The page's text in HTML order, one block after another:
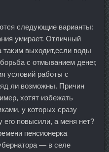
следующие варианты:
умирает. Отличный
таким выходит,если воды
с отмыванием денег,
условий работы с
ли возможны. Причин
хотят избежать
у которых сразу
его повысили, а меня нет?
пенсионерка
— в селе